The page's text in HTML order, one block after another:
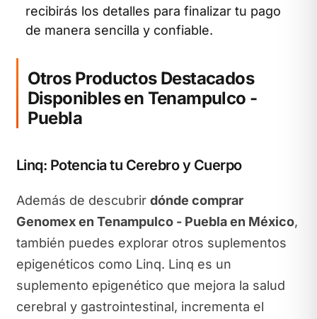
recibirás los detalles para finalizar tu pago
de manera sencilla y confiable.
Otros Productos Destacados
Disponibles en Tenampulco -
Puebla
Linq: Potencia tu Cerebro y Cuerpo
Además de descubrir dónde comprar
Genomex en Tenampulco - Puebla en México,
también puedes explorar otros suplementos
epigenéticos como Linq. Linq es un
suplemento epigenético que mejora la salud
cerebral y gastrointestinal, incrementa el